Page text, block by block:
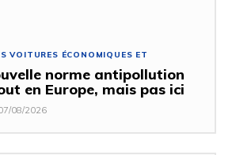
VOITURES ÉCONOMIQUES ET
norme antipollution
en Europe, mais pas ici
08/2026